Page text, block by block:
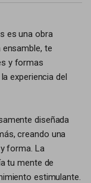
es una obra
te
y formas
experiencia del
diseñada
creando una
forma. La
tu mente de
estimulante.